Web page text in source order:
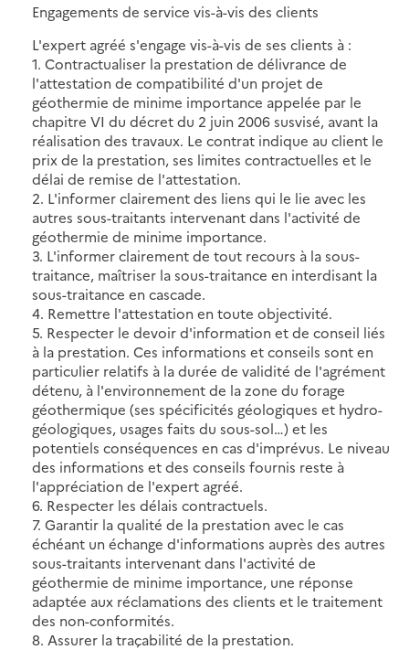
Engagements de service vis-à-vis des clients
L'expert agréé s'engage vis-à-vis de ses clients à :
1. Contractualiser la prestation de délivrance de
l'attestation de compatibilité d'un projet de
géothermie de minime importance appelée par le
chapitre VI du décret du 2 juin 2006 susvisé, avant la
réalisation des travaux. Le contrat indique au client le
prix de la prestation, ses limites contractuelles et le
délai de remise de l'attestation.
2. L'informer clairement des liens qui le lie avec les
autres sous-traitants intervenant dans l'activité de
géothermie de minime importance.
3. L'informer clairement de tout recours à la sous-
traitance, maîtriser la sous-traitance en interdisant la
sous-traitance en cascade.
4. Remettre l'attestation en toute objectivité.
5. Respecter le devoir d'information et de conseil liés
à la prestation. Ces informations et conseils sont en
particulier relatifs à la durée de validité de l'agrément
détenu, à l'environnement de la zone du forage
géothermique (ses spécificités géologiques et hydro-
géologiques, usages faits du sous-sol…) et les
potentiels conséquences en cas d'imprévus. Le niveau
des informations et des conseils fournis reste à
l'appréciation de l'expert agréé.
6. Respecter les délais contractuels.
7. Garantir la qualité de la prestation avec le cas
échéant un échange d'informations auprès des autres
sous-traitants intervenant dans l'activité de
géothermie de minime importance, une réponse
adaptée aux réclamations des clients et le traitement
des non-conformités.
8. Assurer la traçabilité de la prestation.